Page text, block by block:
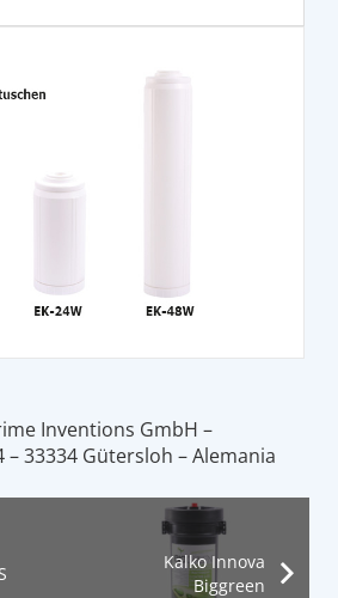
Inventions GmbH –
– 33334 Gütersloh – Alemania
Kalko Innova
Biggreen